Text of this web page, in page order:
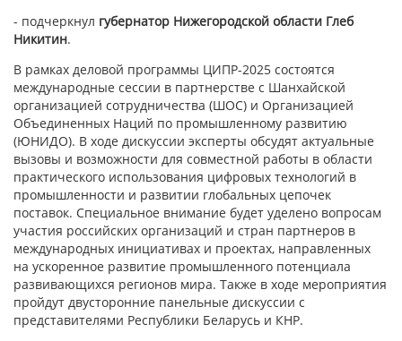
- подчеркнул губернатор Нижегородской области Глеб
Никитин.
В рамках деловой программы ЦИПР-2025 состоятся
международные сессии в партнерстве с Шанхайской
организацией сотрудничества (ШОС) и Организацией
Объединенных Наций по промышленному развитию
(ЮНИДО). В ходе дискуссии эксперты обсудят актуальные
вызовы и возможности для совместной работы в области
практического использования цифровых технологий в
промышленности и развитии глобальных цепочек
поставок. Специальное внимание будет уделено вопросам
участия российских организаций и стран партнеров в
международных инициативах и проектах, направленных
на ускоренное развитие промышленного потенциала
развивающихся регионов мира. Также в ходе мероприятия
пройдут двусторонние панельные дискуссии с
представителями Республики Беларусь и КНР.